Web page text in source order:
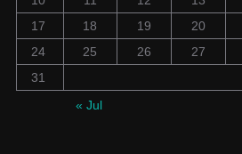
17
18 19 20
24
25 26 27
31
« Jul